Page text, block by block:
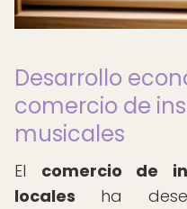
Desarrollo
comercio de
musicales
El comercio de
locales ha